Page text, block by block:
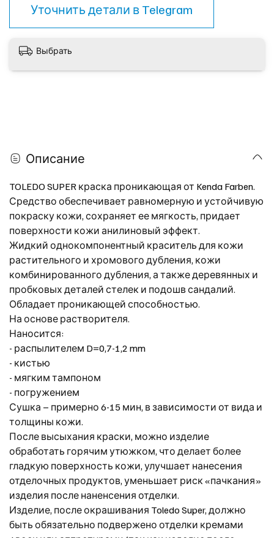
Уточнить детали вTelegram
Выбрать
Описание
TOLEDO SUPER краска проникающая от Kenda Farben.
Средство обеспечивает равномерную и устойчивую
покраску кожи, сохраняет ее мягкость, придает
поверхности кожи анилиновый эффект.
Жидкий однокомпонентный краситель для кожи
растительного и хромового дубления, кожи
комбинированного дубления, а также деревянных и
пробковых деталей стелек и подошв сандалий.
Обладает проникающей способностью.
На основе растворителя.
Наносится:
- распылителем D=0,7-1,2 mm
- кистью
- мягким тампоном
- погружением
Сушка – примерно 6-15 мин, в зависимости от вида и
толщины кожи.
После высыхания краски, можно изделие
обработать горячим утюжком, что делает более
гладкую поверхность кожи, улучшает нанесения
отделочных продуктов, уменьшает риск «пачкания»
изделия после наненсения отделки.
Изделие, после окрашивания Toledo Super, должно
быть обязательно подвержено отделки кремами